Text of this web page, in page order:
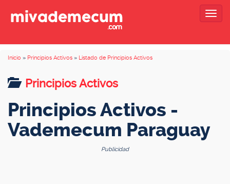
Inicio » Principios Activos » Listado de Principios Activos
Principios Activos
Principios Activos -
Vademecum Paraguay
Publicidad